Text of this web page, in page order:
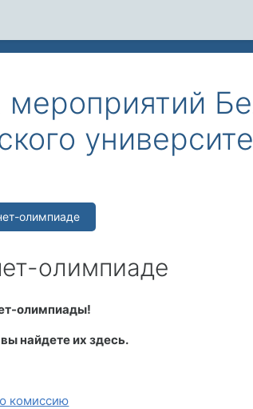
олимпиаде
олимпиаде
олимпиады!
найдете их здесь.
комиссию